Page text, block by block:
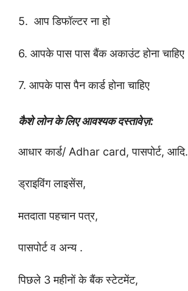
5. आप डिफॉल्टर ना हो
6. आपके पास पास बैंक अकाउंट होना चाहिए
7. आपके पास पैन कार्ड होना चाहिए
कैशे लोन के लिए आवश्यक दस्तावेज़:
आधार कार्ड/ Adhar card,पासपोर्ट, आदि.
ड्राइविंग लाइसेंस,
मतदाता पहचान पत्र,
पासपोर्ट व अन्य .
पिछले 3 महीनों के बैंक स्टेटमेंट,